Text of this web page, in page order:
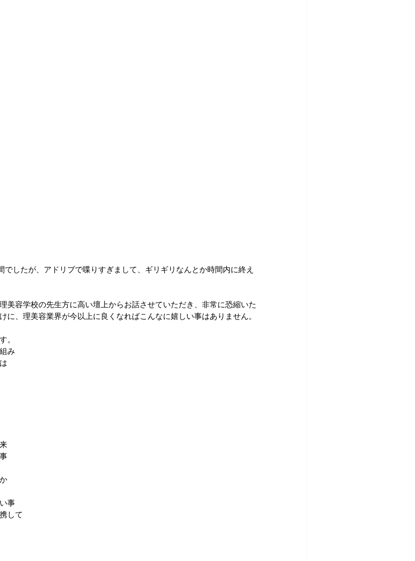
でしたが、アドリブで喋りすぎまして、ギリギリなんとか時間内に終え
美容学校の先生方に高い壇上からお話させていただき、非常に恐縮いた
に、理美容業界が今以上に良くなればこんなに嬉しい事はありません。
。
み
事
して